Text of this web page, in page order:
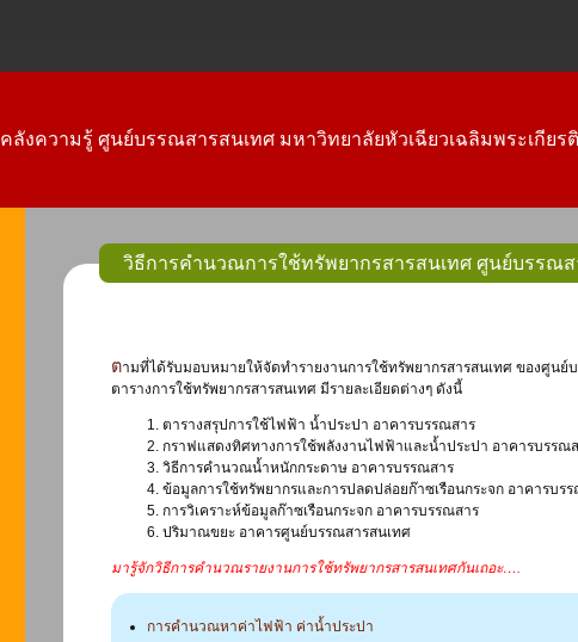
คลังความรู้ ศูนย์บรรณสารสนเทศ มหาวิทยาลัยหัวเฉียวเฉลิมพระเกียรติ
วิธีการคำนวณการใช้ทรัพยากรสารสนเทศ ศูนย์บรรณส
ตามที่ได้รับมอบหมายให้จัดทำรายงานการใช้ทรัพยากรสารสนเทศ ของศูนย์บรรณสารนั้น เพื่อให้สอดคล้องกับยุทธศาสตร์ของศูนย์บรรณสารสนเทศ ในการอนุรักษ์พลังงาน ใน
ตารางการใช้ทรัพยากรสารสนเทศ มีรายละเอียดต่างๆ ดังนี้
1. ตารางสรุปการใช้ไฟฟ้า น้ำประปา อาคารบรรณสาร
2. กราฟแสดงทิศทางการใช้พลังงานไฟฟ้าและน้ำประปา อาคารบรรณ
3. วิธีการคำนวณน้ำหนักกระดาษ อาคารบรรณสาร
4. ข้อมูลการใช้ทรัพยากรและการปลดปล่อยก๊าซเรือนกระจก อาคารบร
5. การวิเคราะห์ข้อมูลก๊าซเรือนกระจก อาคารบรรณสาร
6. ปริมาณขยะ อาคารศูนย์บรรณสารสนเทศ
มารู้จักวิธีการคำนวณรายงานการใช้ทรัพยากรสารสนเทศกันเถอะ….
การคำนวณหาค่าไฟฟ้า ค่าน้ำประปา